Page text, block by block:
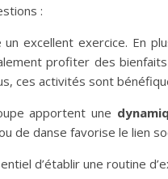
:
un excellent exercice. En
profiter des
ces activités sont
apportent une
de danse favorise le lien
d’établir une routine